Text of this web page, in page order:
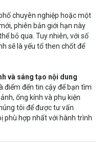
chuyên nghiệp hoặc một
phiên bản giới hạn này
bỏ qua. Tuy nhiên, với số
sẽ là yếu tố then chốt để
và sáng tạo nội dung
điểm đến tin cậy để bạn tìm
ống kính và phụ kiện
tôi để được tư vấn
phù hợp nhất với hành trình